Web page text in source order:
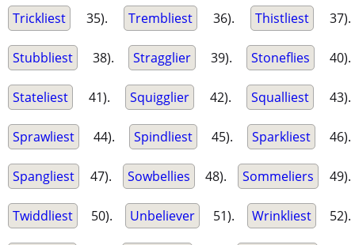
Trickliest 35). Trembliest 36). Thistliest 37).
Stubbliest 38). Stragglier 39). Stoneflies 40).
Stateliest 41). Squigglier 42). Squalliest 43).
Sprawliest 44). Spindliest 45). Sparkliest 46).
Spangliest 47). Sowbellies 48). Sommeliers 49).
Twiddliest 50). Unbeliever 51). Wrinkliest 52).